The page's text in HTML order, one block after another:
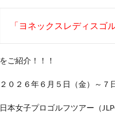
「ヨネックスレディスゴ
をご紹介！！！
２０２６年６月５日（金）～７
日本女子プロゴルフツアー（